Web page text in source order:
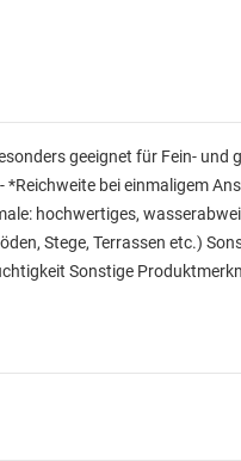
geeignet für Fein- und
bei einmaligem
hochwertiges,
Stege, Terrassen etc.)
Sonstige